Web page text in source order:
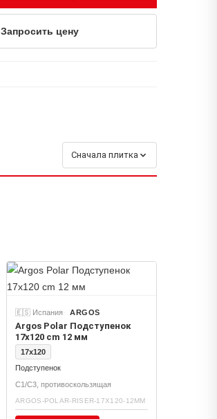
Запросить цену
Сначала плитка
🇪🇸 Испания ARGOS
Argos Polar Подступенок
17x120 cm 12 мм
17x120
Подступенок
C1/C3, противоскользящая
ARGOS-POLAR-RISER-17X120-12MM